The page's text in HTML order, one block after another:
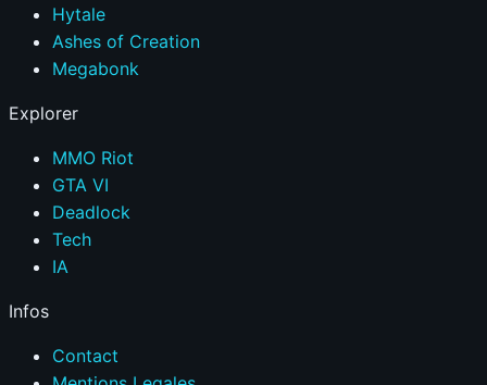
Hytale
Ashes of Creation
Megabonk
Explorer
MMO Riot
GTA VI
Deadlock
Tech
IA
Infos
Contact